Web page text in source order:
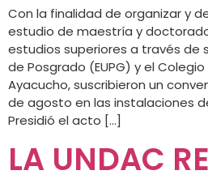
Con la finalidad de organizar y
estudio de maestría y
estudios superiores a través de
de Posgrado (EUPG) y el
Ayacucho, suscribieron un
de agosto en las instalaciones
Presidió el acto […]
LA UNDAC